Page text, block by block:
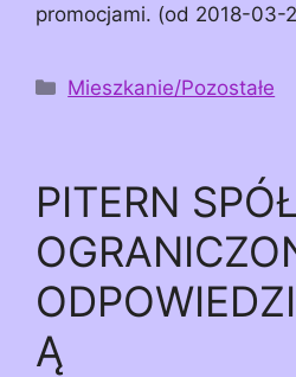
promocjami. (od 2018-03-
Kategorie
Mieszkanie/Pozostałe
PITERN
Ą